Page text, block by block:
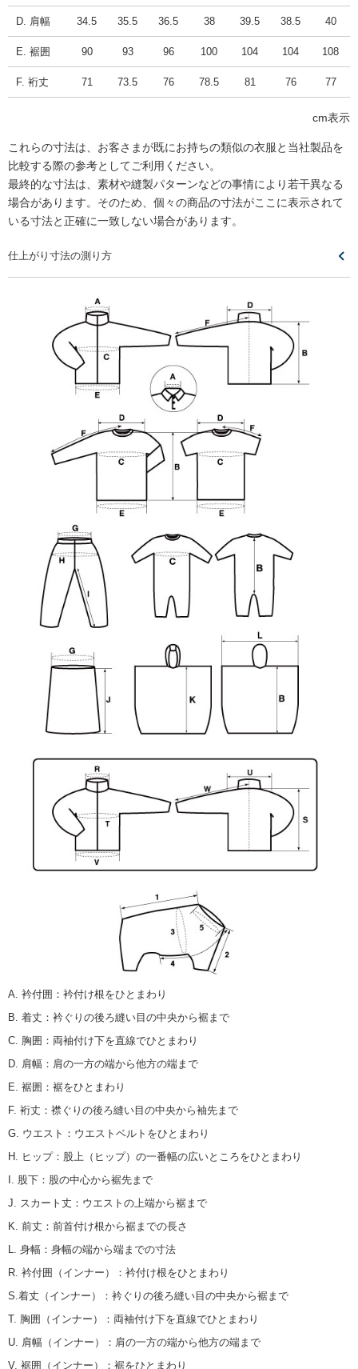
D. 肩幅 34.5 35.5 36.5 38 39.5 38.5 40
E. 裾囲 90 93 96 100 104 104 108
F. 裄丈 71 73.5 76 78.5 81 76 77
cm表示
これらの寸法は、お客さまが既にお持ちの類似の衣服と当社製品を
比較する際の参考としてご利用ください。
最終的な寸法は、素材や縫製パターンなどの事情により若干異なる
場合があります。そのため、個々の商品の寸法がここに表示されて
いる寸法と正確に一致しない場合があります。
仕上がり寸法の測り方
A. 衿付囲 ： 衿付け根をひとまわり
B. 着丈 ： 衿ぐりの後ろ縫い目の中央から裾まで
C. 胸囲 ： 両袖付け下を直線でひとまわり
D. 肩幅 ： 肩の一方の端から他方の端まで
E. 裾囲 ： 裾をひとまわり
F. 裄丈 ： 襟ぐりの後ろ縫い目の中央から袖先まで
G. ウエスト ： ウエストベルトをひとまわり
H. ヒップ： 股上（ヒップ）の一番幅の広いところをひとまわり
I. 股下 ： 股の中心から裾先まで
J. スカート丈 ： ウエストの上端から裾まで
K. 前丈 ： 前首付け根から裾までの長さ
L. 身幅 ： 身幅の端から端までの寸法
R. 衿付囲（インナー）
： 衿付け根をひとまわり
S.着丈（インナー）
： 衿ぐりの後ろ縫い目の中央から裾まで
T. 胸囲（インナー）
： 両袖付け下を直線でひとまわり
U. 肩幅（インナー）
： 肩の一方の端から他方の端まで
V. 裾囲（インナー）
： 裾をひとまわり